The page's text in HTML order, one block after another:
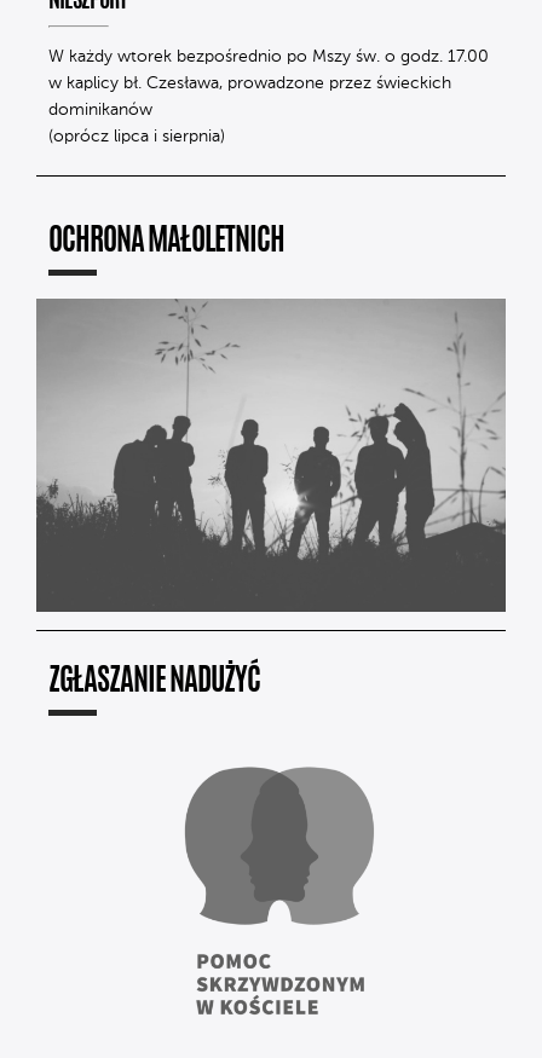
W każdy wtorek bezpośrednio po Mszy św. o godz. 17.00
w kaplicy bł. Czesława, prowadzone przez świeckich
dominikanów
(oprócz lipca i sierpnia)
OCHRONA MAŁOLETNICH
ZGŁASZANIE NADUŻYĆ